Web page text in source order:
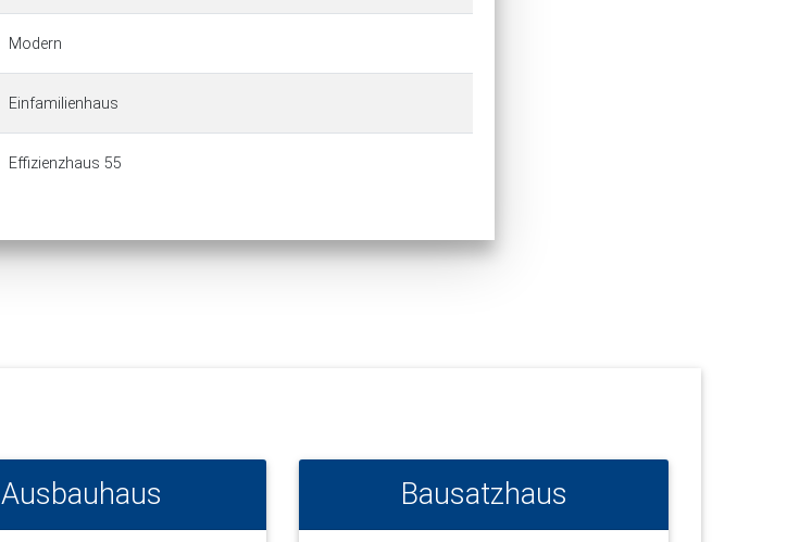
Modern
Einfamilienhaus
Effizienzhaus 55
Ausbauhaus Bausatzhaus